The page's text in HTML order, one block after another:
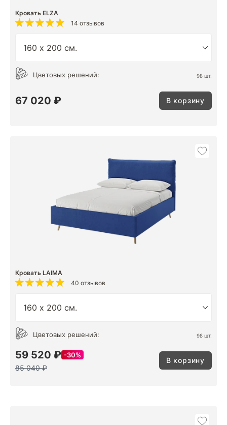
Кровать ELZA
14 отзывов
Цветовых решений: 98 шт.
67 020 ₽ В корзину
Кровать LAIMA
40 отзывов
Цветовых решений: 98 шт.
59 520 ₽ 30%
85 040 ₽
В корзину